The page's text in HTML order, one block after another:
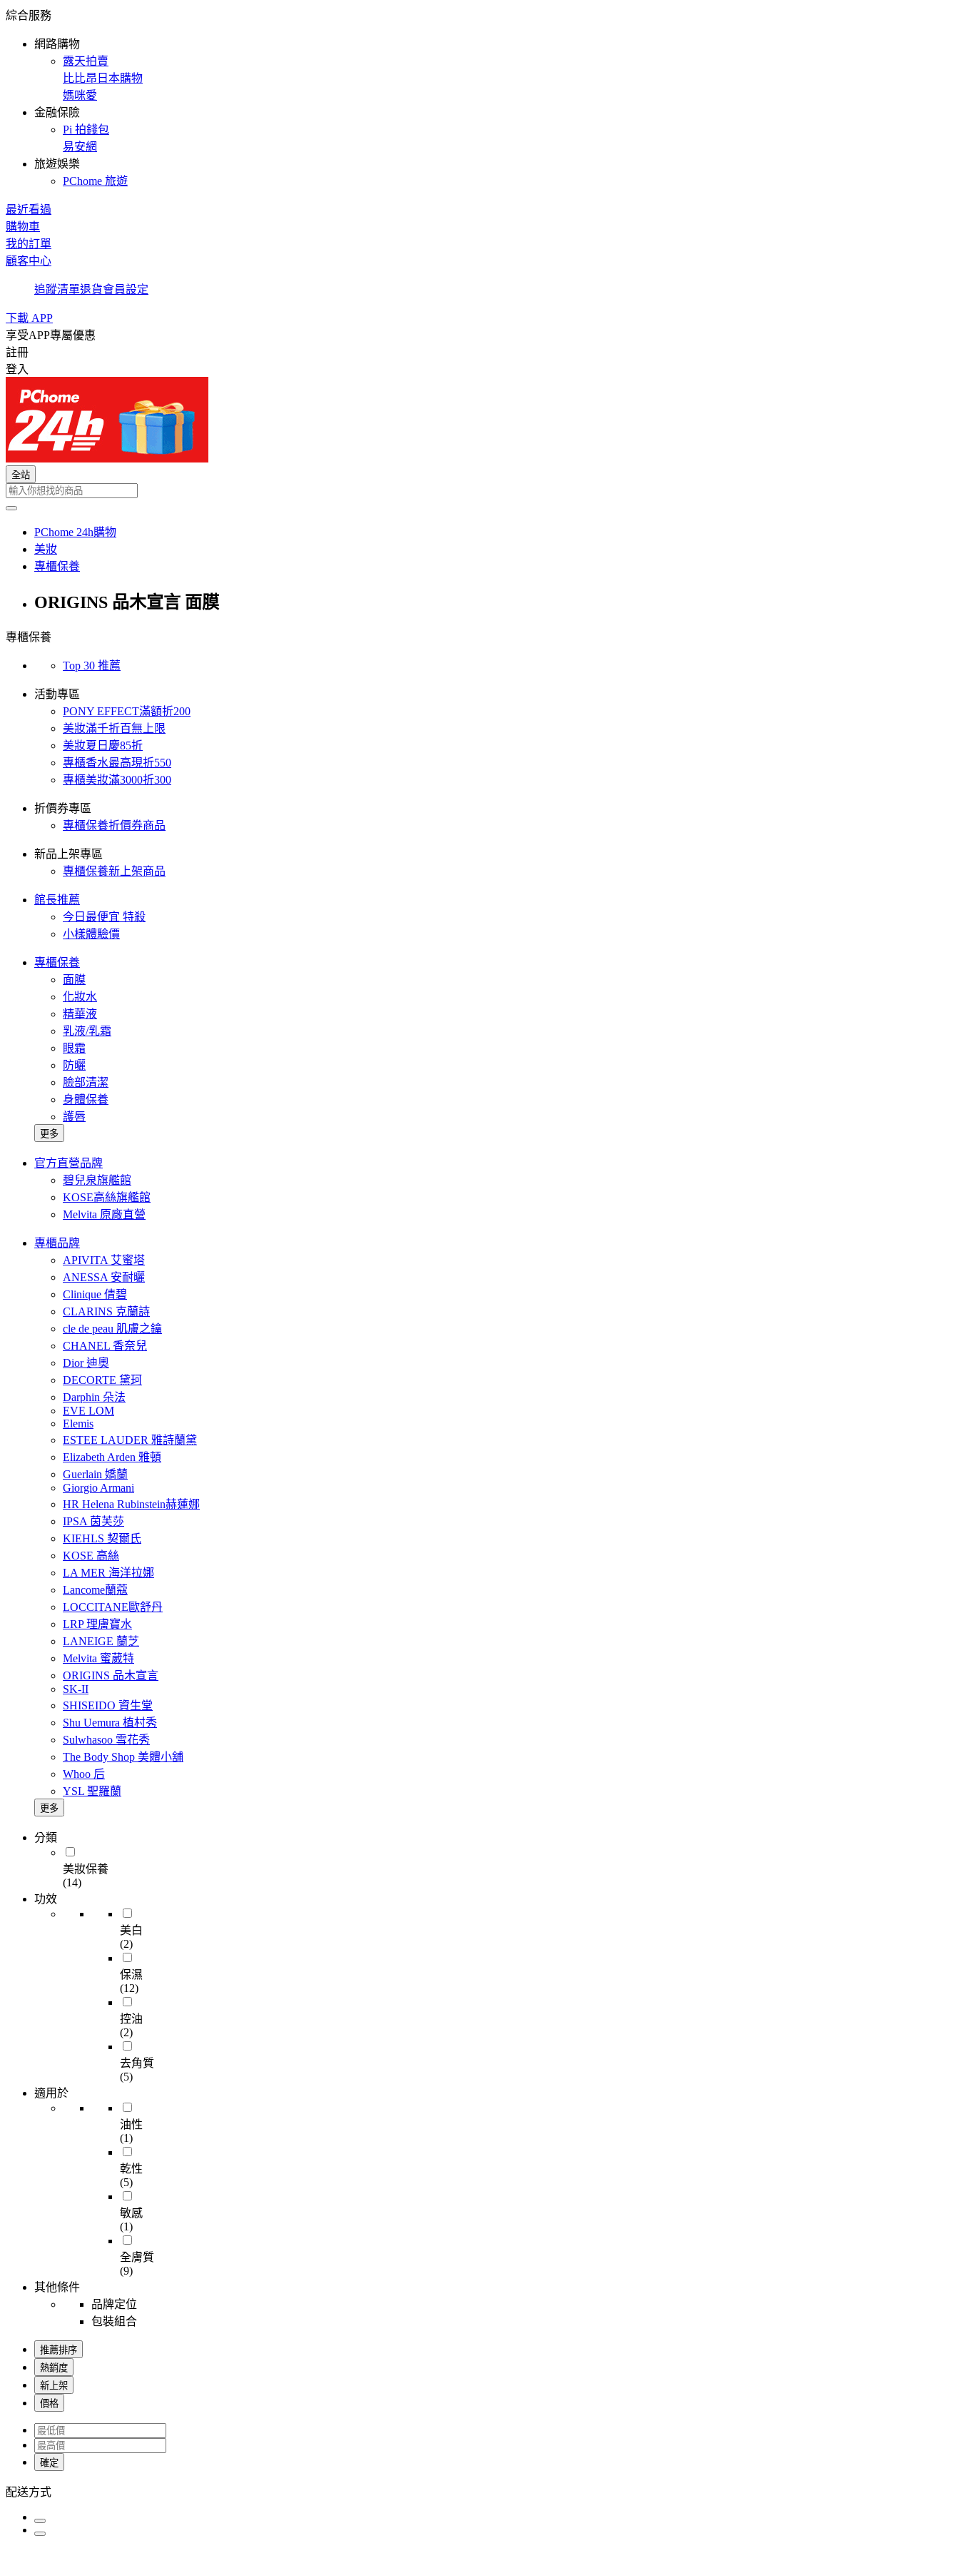
綜合服務
網路購物
露天拍賣
比比昂日本購物
媽咪愛
金融保險
Pi 拍錢包
易安網
旅遊娛樂
PChome 旅遊
最近看過
購物車
我的訂單
顧客中心
追蹤清單退貨會員設定
下載 APP
享受APP專屬優惠
註冊
登入
全站
PChome 24h購物
美妝
專櫃保養
ORIGINS 品木宣言 面膜
專櫃保養
Top 30 推薦
活動專區
PONY EFFECT滿額折200
美妝滿千折百無上限
美妝夏日慶85折
專櫃香水最高現折550
專櫃美妝滿3000折300
折價券專區
專櫃保養折價券商品
新品上架專區
專櫃保養新上架商品
館長推薦
今日最便宜 特殺
小樣體驗價
專櫃保養
面膜
化妝水
精華液
乳液/乳霜
眼霜
防曬
臉部清潔
身體保養
護唇
更多
官方直營品牌
碧兒泉旗艦館
KOSE高絲旗艦館
Melvita 原廠直營
專櫃品牌
APIVITA 艾蜜塔
ANESSA 安耐曬
Clinique 倩碧
CLARINS 克蘭詩
cle de peau 肌膚之鑰
CHANEL 香奈兒
Dior 迪奧
DECORTE 黛珂
Darphin 朵法
EVE LOM
Elemis
ESTEE LAUDER 雅詩蘭黛
Elizabeth Arden 雅頓
Guerlain 嬌蘭
Giorgio Armani
HR Helena Rubinstein赫蓮娜
IPSA 茵芙莎
KIEHLS 契爾氏
KOSE 高絲
LA MER 海洋拉娜
Lancome蘭蔻
LOCCITANE歐舒丹
LRP 理膚寶水
LANEIGE 蘭芝
Melvita 蜜葳特
ORIGINS 品木宣言
SK-II
SHISEIDO 資生堂
Shu Uemura 植村秀
Sulwhasoo 雪花秀
The Body Shop 美體小舖
Whoo 后
YSL 聖羅蘭
更多
分類
美妝保養
(14)
功效
美白
(2)
保濕
(12)
控油
(2)
去角質
(5)
適用於
油性
(1)
乾性
(5)
敏感
(1)
全膚質
(9)
其他條件
品牌定位
包裝組合
推薦排序
熱銷度
新上架
價格
確定
配送方式